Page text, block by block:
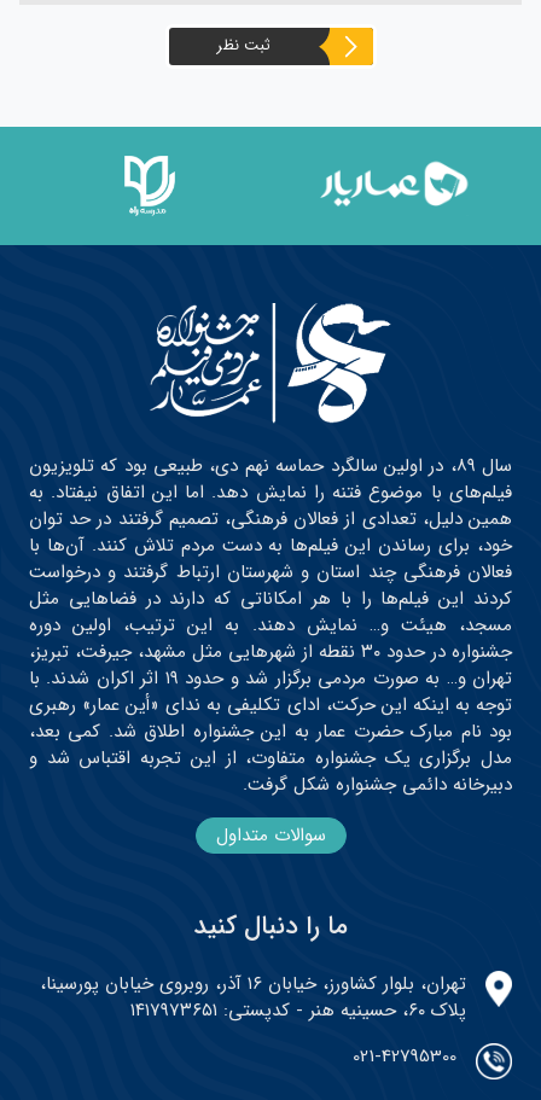
ثبت نظر
سال ۸۹، در اولین سالگرد حماسه نهم دی، طبیعی بود که تلویزیون
فیلم‌های با موضوع فتنه را نمایش دهد. اما این اتفاق نیفتاد. به
همین دلیل، تعدادی از فعالان فرهنگی، تصمیم گرفتند در حد توان
خود، برای رساندن این فیلم‌ها به دست مردم تلاش کنند. آن‌ها با
فعالان فرهنگی چند استان و شهرستان ارتباط گرفتند و درخواست
کردند این فیلم‌ها را با هر امکاناتی که دارند در فضاهایی مثل
مسجد، هیئت و… نمایش دهند. به این ترتیب، اولین دوره
جشنواره در حدود ۳۰ نقطه از شهرهایی مثل مشهد، جیرفت، تبریز،
تهران و… به صورت مردمی برگزار شد و حدود ۱۹ اثر اکران شدند. با
توجه به اینکه این حرکت، ادای تکلیفی به ندای «أین عمار» رهبری
بود نام مبارک حضرت عمار به این جشنواره اطلاق شد. کمی بعد،
مدل برگزاری یک جشنواره متفاوت، از این تجربه اقتباس شد و
دبیرخانه دائمی جشنواره شکل گرفت.
سوالات متداول
ما را دنبال کنید
تهران، بلوار کشاورز، خیابان ۱۶ آذر، روبروی خیابان پورسینا،
پلاک ۶۰، حسینیه هنر - کدپستی: ۱۴۱۷۹۷۳۶۵۱
021-42795300